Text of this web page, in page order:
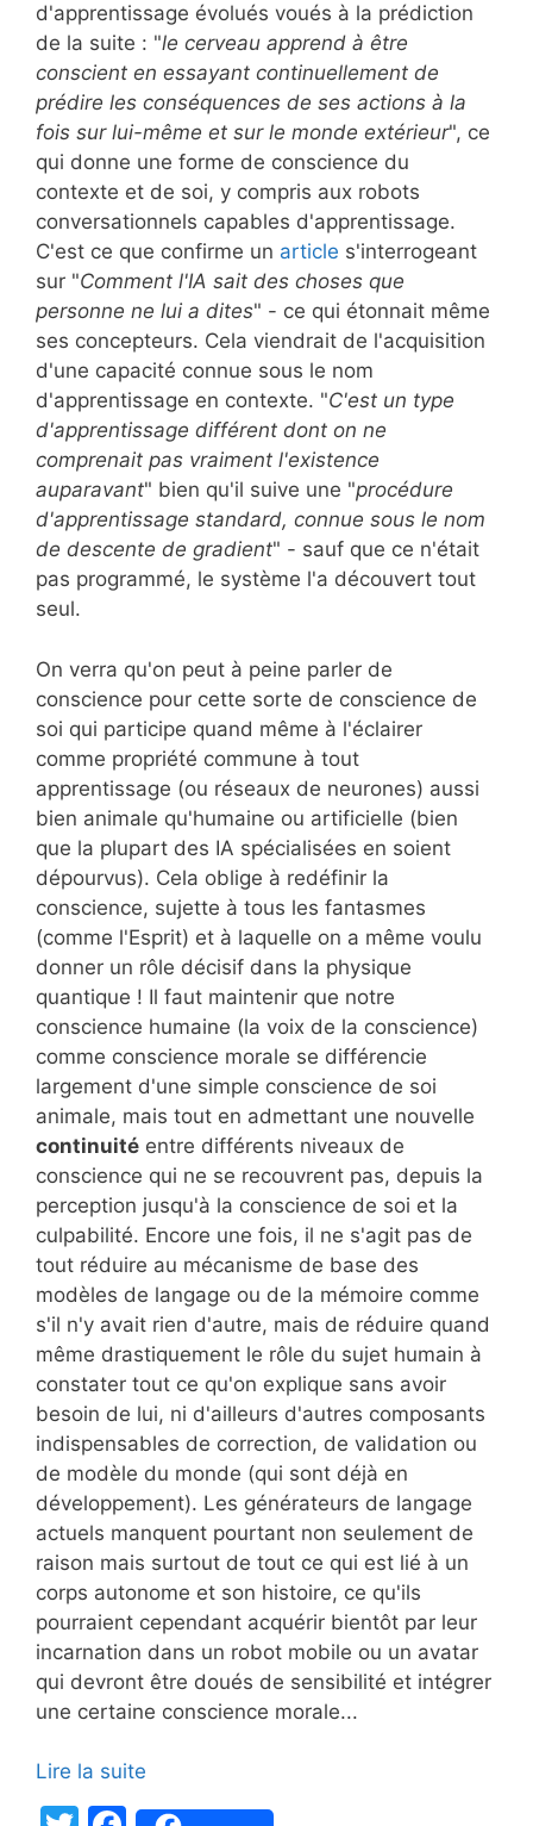
d'apprentissage évolués voués à la prédiction
de la suite : "le cerveau apprend à être
conscient en essayant continuellement de
prédire les conséquences de ses actions à la
fois sur lui-même et sur le monde extérieur", ce
qui donne une forme de conscience du
contexte et de soi, y compris aux robots
conversationnels capables d'apprentissage.
C'est ce que confirme un article s'interrogeant
sur "Comment l'IA sait des choses que
personne ne lui a dites" - ce qui étonnait même
ses concepteurs. Cela viendrait de l'acquisition
d'une capacité connue sous le nom
d'apprentissage en contexte. "C'est un type
d'apprentissage différent dont on ne
comprenait pas vraiment l'existence
auparavant" bien qu'il suive une "procédure
d'apprentissage standard, connue sous le nom
de descente de gradient" - sauf que ce n'était
pas programmé, le système l'a découvert tout
seul.
On verra qu'on peut à peine parler de
conscience pour cette sorte de conscience de
soi qui participe quand même à l'éclairer
comme propriété commune à tout
apprentissage (ou réseaux de neurones) aussi
bien animale qu'humaine ou artificielle (bien
que la plupart des IA spécialisées en soient
dépourvus). Cela oblige à redéfinir la
conscience, sujette à tous les fantasmes
(comme l'Esprit) et à laquelle on a même voulu
donner un rôle décisif dans la physique
quantique ! Il faut maintenir que notre
conscience humaine (la voix de la conscience)
comme conscience morale se différencie
largement d'une simple conscience de soi
animale, mais tout en admettant une nouvelle
continuité entre différents niveaux de
conscience qui ne se recouvrent pas, depuis la
perception jusqu'à la conscience de soi et la
culpabilité. Encore une fois, il ne s'agit pas de
tout réduire au mécanisme de base des
modèles de langage ou de la mémoire comme
s'il n'y avait rien d'autre, mais de réduire quand
même drastiquement le rôle du sujet humain à
constater tout ce qu'on explique sans avoir
besoin de lui, ni d'ailleurs d'autres composants
indispensables de correction, de validation ou
de modèle du monde (qui sont déjà en
développement). Les générateurs de langage
actuels manquent pourtant non seulement de
raison mais surtout de tout ce qui est lié à un
corps autonome et son histoire, ce qu'ils
pourraient cependant acquérir bientôt par leur
incarnation dans un robot mobile ou un avatar
qui devront être doués de sensibilité et intégrer
une certaine conscience morale...
Lire la suite